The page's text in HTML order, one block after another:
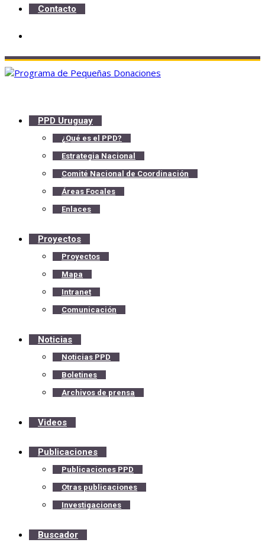
Contacto
PPD Uruguay
¿Qué es el PPD?
Estrategia Nacional
Comité Nacional de Coordinación
Áreas Focales
Enlaces
Proyectos
Proyectos
Mapa
Intranet
Comunicación
Noticias
Noticias PPD
Boletines
Archivos de prensa
Videos
Publicaciones
Publicaciones PPD
Otras publicaciones
Investigaciones
Buscador